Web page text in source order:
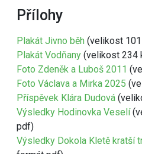
Přílohy
Plakát Jivno běh (velikost
Plakát Vodňany (velikost 234
Foto Zdeněk a Luboš 2011
Foto Václava a Mirka 2025
Příspěvek Klára Dudová
Výsledky Hodinovka Veselí
pdf)
Výsledky Dokola Kletě kratší